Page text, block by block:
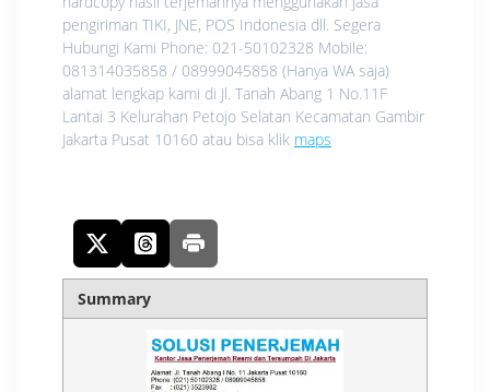
pengiriman TIKI, JNE, POS Indonesia dll. Segera
Hubungi Kami Phone: 021-50102328 Mobile:
081314035858 / 08999045858 (Hanya WA saja)
alamat lengkap kami di Jl. Tanah Abang 1 No.11F
Lantai 3 Kelurahan Petojo Selatan Kecamatan Gambir
Jakarta Pusat 10160 atau bisa klik maps
Summary